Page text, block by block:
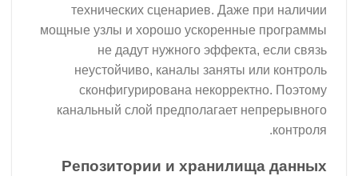
технических сценариев. Даже при наличии
мощные узлы и хорошо ускоренные программы
не дадут нужного эффекта, если связь
неустойчиво, каналы заняты или контроль
сконфигурирована некорректно. Поэтому
канальный слой предполагает непрерывного
контроля.
Репозитории и хранилища данных